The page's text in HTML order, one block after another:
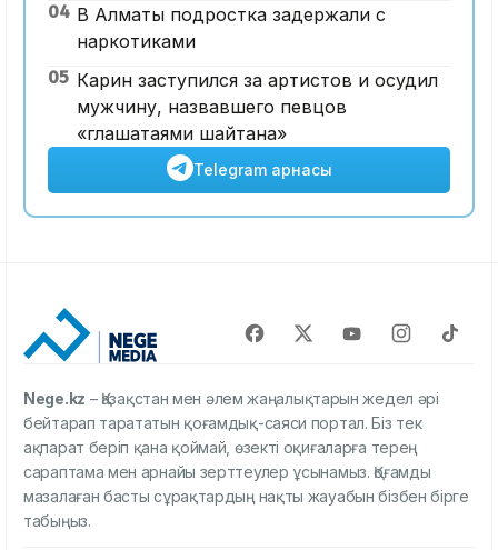
04 В Алматы подростка задержали с
наркотиками
05 Карин заступился за артистов и осудил
мужчину, назвавшего певцов
«глашатаями шайтана»
Telegram арнасы
Nege.kz – Қазақстан мен әлем жаңалықтарын жедел әрі
бейтарап тарататын қоғамдық-саяси портал. Біз тек
ақпарат беріп қана қоймай, өзекті оқиғаларға терең
сараптама мен арнайы зерттеулер ұсынамыз. Қоғамды
мазалаған басты сұрақтардың нақты жауабын бізбен бірге
табыңыз.